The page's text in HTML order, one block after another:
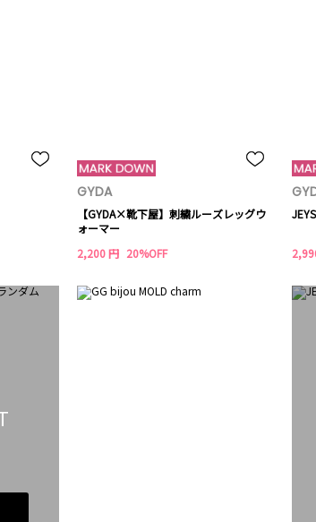
GYDA
【GYDA×靴下屋】刺繍ルーズレッグウ
ォーマー
2,200 円 20%OFF